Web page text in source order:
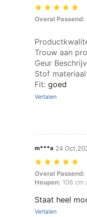
Overal Passend:
Overal Passend:
Trouw aan
Geur
Stof materiaal:
Fit: goed
Vertalen
m***a 24
Overal Passend:
Overal Passend:
Heupen: 106 cm
Staat heel
Vertalen